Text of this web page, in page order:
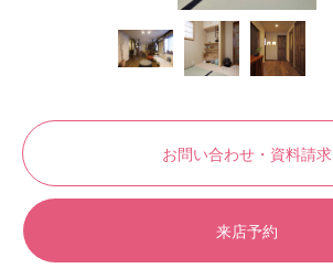
お問い合わせ・資料請求
来店予約